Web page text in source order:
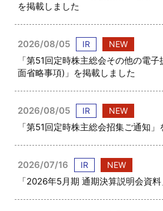
を掲載しました
2026/08/05 IR NEW
「第51回定時株主総会その他の電
面省略事項)」を掲載しました
2026/08/05 IR NEW
「第51回定時株主総会招集ご通知
2026/07/16 IR NEW
「2026年5月期 通期決算説明会資